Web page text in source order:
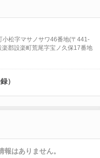
小松字マサノサワ46番地(〒441-
郡設楽町荒尾字宝ノ久保17番地
）
はありません。